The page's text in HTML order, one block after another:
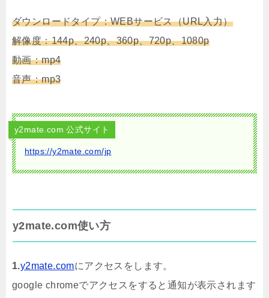
ダウンロードタイプ：WEBサービス（URL入力）
解像度：144p、240p、360p、720p、1080p
動画：mp4
音声：mp3
y2mate.com 公式サイト
https://y2mate.com/jp
y2mate.com使い方
1.y2mate.comにアクセスをします。
google chromeでアクセスをすると通知が表示されます